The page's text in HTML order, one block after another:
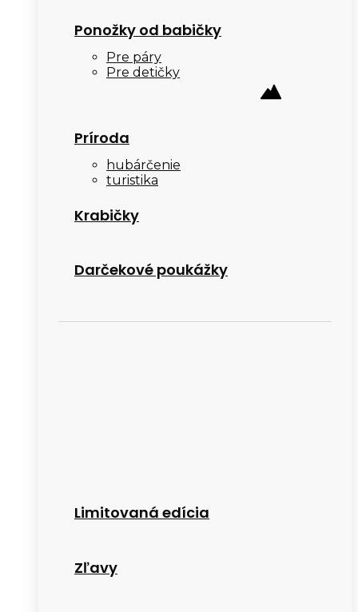
Ponožky od babičky
Pre páry
Pre detičky
Príroda
hubárčenie
turistika
Krabičky
Darčekové poukážky
Limitovaná edícia
Zľavy